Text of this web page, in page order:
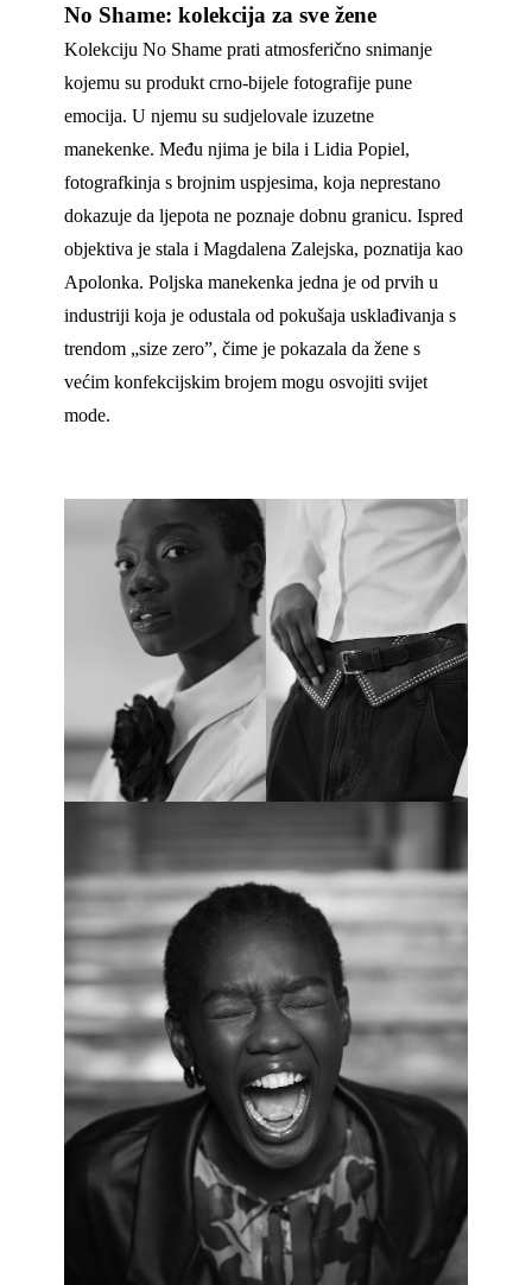
No Shame: kolekcija za sve žene
Kolekciju No Shame prati atmosferično snimanje
kojemu su produkt crno-bijele fotografije pune
emocija. U njemu su sudjelovale izuzetne
manekenke. Među njima je bila i Lidia Popiel,
fotografkinja s brojnim uspjesima, koja neprestano
dokazuje da ljepota ne poznaje dobnu granicu. Ispred
objektiva je stala i Magdalena Zalejska, poznatija kao
Apolonka. Poljska manekenka jedna je od prvih u
industriji koja je odustala od pokušaja usklađivanja s
trendom „size zero”, čime je pokazala da žene s
većim konfekcijskim brojem mogu osvojiti svijet
mode.